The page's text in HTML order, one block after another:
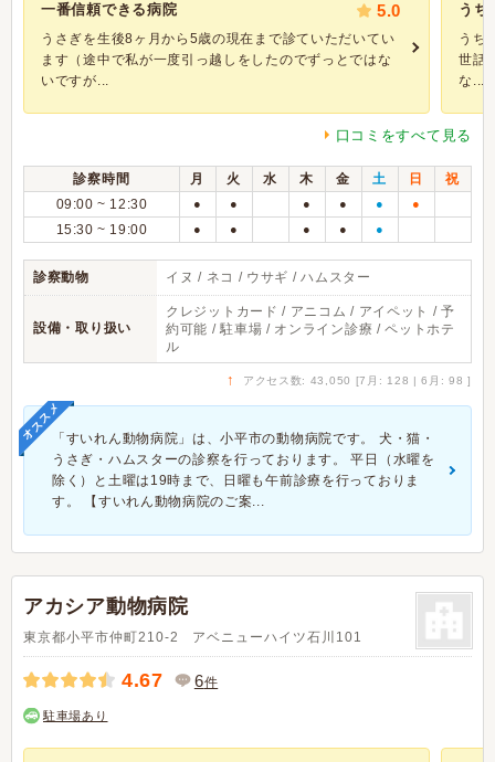
一番信頼できる病院 5.0
うさぎを生後8ヶ月から5歳の現在まで診ていただいてい
ます（途中で私が一度引っ越しをしたのでずっとではな
いですが...
うち
うち
世話
な...
口コミをすべて見る
診察時間 月 火 水 木 金 土 日
祝
09:00 ~ 12:30
● ● ● ● ● ●
15:30 ~ 19:00 ● ● ● ● ●
診察動物 イヌ / ネコ / ウサギ / ハムスター
設備・取り扱い
クレジットカード / アニコム / アイペット / 予
約可能 / 駐車場 / オンライン診療 / ペットホテ
ル
↑ アクセス数: 43,050 [7月: 128 | 6月: 98 ]
オススメ「すいれん動物病院」は、小平市の動物病院です。 犬・猫・
うさぎ・ハムスターの診察を行っております。 平日（水曜を
除く）と土曜は19時まで、日曜も午前診療を行っておりま
す。 【すいれん動物病院のご案...
アカシア動物病院
東京都小平市仲町210-2 アベニューハイツ石川101
4.67 6件
駐車場あり